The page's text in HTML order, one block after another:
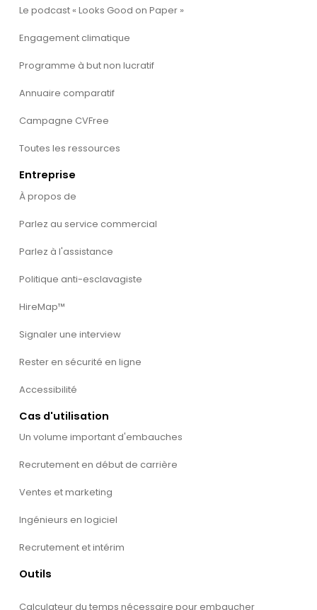
Le podcast « Looks Good on Paper »
Engagement climatique
Programme à but non lucratif
Annuaire comparatif
Campagne CVFree
Toutes les ressources
Entreprise
À propos de
Parlez au service commercial
Parlez à l'assistance
Politique anti-esclavagiste
HireMap™
Signaler une interview
Rester en sécurité en ligne
Accessibilité
Cas d'utilisation
Un volume important d'embauches
Recrutement en début de carrière
Ventes et marketing
Ingénieurs en logiciel
Recrutement et intérim
Outils
Calculateur du temps nécessaire pour embaucher